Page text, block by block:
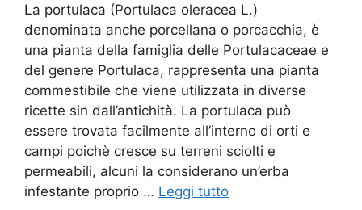
La portulaca (Portulaca oleracea L.)
denominata anche porcellana o porcacchia, è
una pianta della famiglia delle Portulacaceae e
del genere Portulaca, rappresenta una pianta
commestibile che viene utilizzata in diverse
ricette sin dall’antichità. La portulaca può
essere trovata facilmente all’interno di orti e
campi poichè cresce su terreni sciolti e
permeabili, alcuni la considerano un’erba
infestante proprio … Leggi tutto